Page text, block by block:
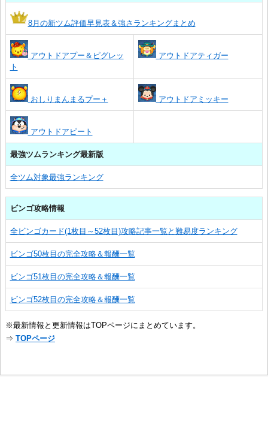
8月の新ツム評価早見表＆強さランキングまとめ
アウトドアプー＆ピグレッ
ト
アウトドアティガー
おしりまんまるプー＋ アウトドアミッキー
アウトドアピート
最強ツムランキング最新版
全ツム対象最強ランキング
ビンゴ攻略情報
全ビンゴカード(1枚目～52枚目)攻略記事一覧と難易度ランキング
ビンゴ50枚目の完全攻略＆報酬一覧
ビンゴ51枚目の完全攻略＆報酬一覧
ビンゴ52枚目の完全攻略＆報酬一覧
※最新情報と更新情報はTOPページにまとめています。
⇒ TOPページ